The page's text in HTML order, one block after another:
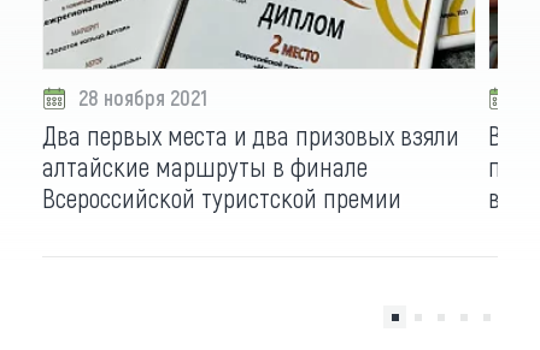
28 ноября 2021
Два первых места и два призовых взяли
алтайские маршруты в финале
Всероссийской туристской премии
В
по